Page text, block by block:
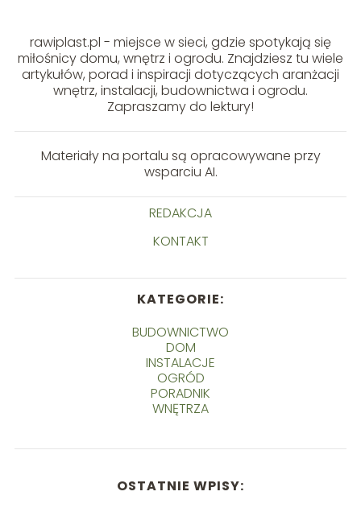
rawiplast.pl - miejsce w sieci, gdzie spotykają się
miłośnicy domu, wnętrz i ogrodu. Znajdziesz tu wiele
artykułów, porad i inspiracji dotyczących aranżacji
wnętrz, instalacji, budownictwa i ogrodu.
Zapraszamy do lektury!
Materiały na portalu są opracowywane przy
wsparciu AI.
REDAKCJA
KONTAKT
KATEGORIE:
BUDOWNICTWO
DOM
INSTALACJE
OGRÓD
PORADNIK
WNĘTRZA
OSTATNIE WPISY: